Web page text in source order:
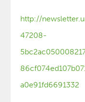
http://
47208-
a0e91fd6691332